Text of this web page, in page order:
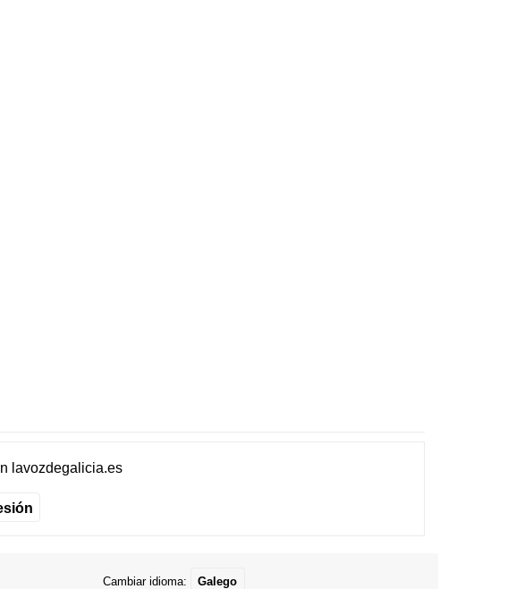
lavozdegalicia.es
Cambiar idioma: Galego